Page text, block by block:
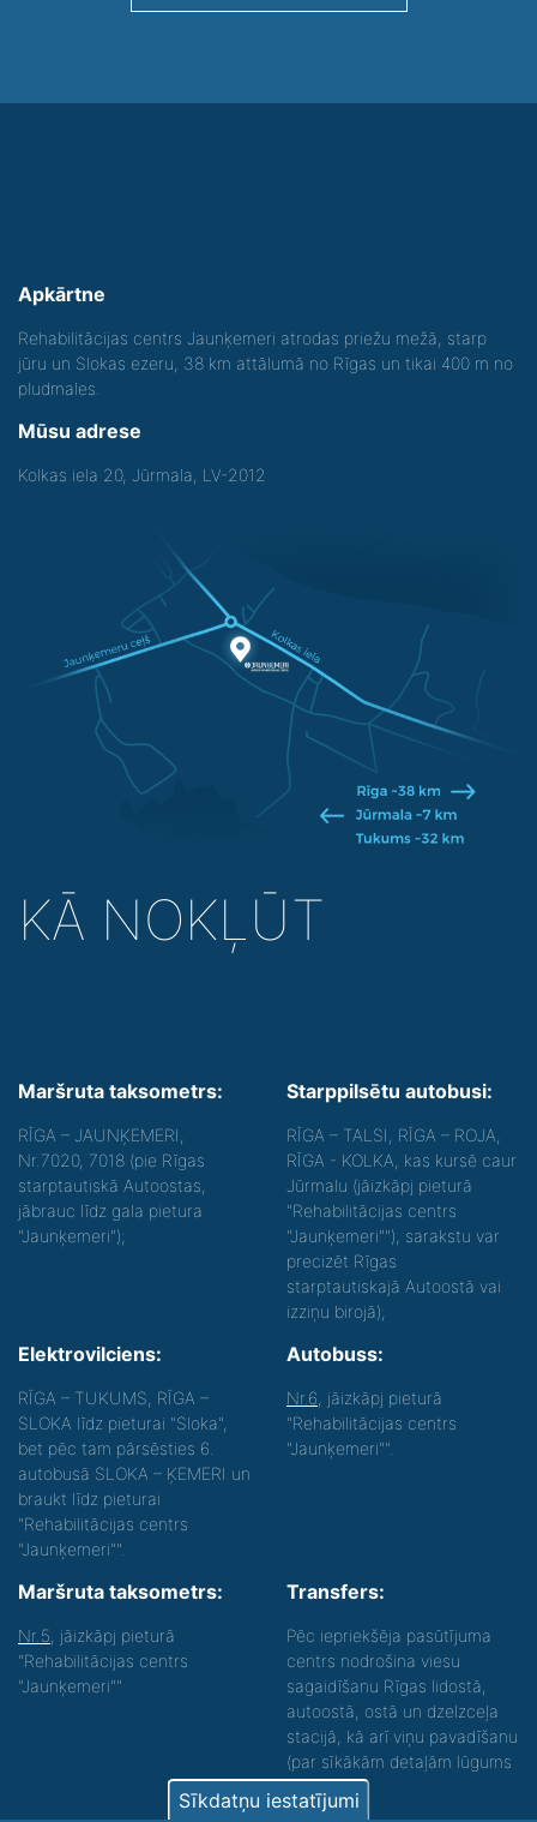
Apkārtne
Rehabilitācijas centrs Jaunķemeri atrodas priežu mežā, starp
jūru un Slokas ezeru, 38 km attālumā no Rīgas un tikai 400 m no
pludmales.
Mūsu adrese
Kolkas iela 20, Jūrmala, LV-2012
KĀ NOKĻŪT
Maršruta taksometrs:
RĪGA – JAUNĶEMERI,
Nr.7020, 7018 (pie Rīgas
starptautiskā Autoostas,
jābrauc līdz gala pietura
"Jaunķemeri");
Starppilsētu autobusi:
RĪGA – TALSI, RĪGA – ROJA,
RĪGA - KOLKA, kas kursē caur
Jūrmalu (jāizkāpj pieturā
"Rehabilitācijas centrs
"Jaunķemeri""), sarakstu var
precizēt Rīgas
starptautiskajā Autoostā vai
izziņu birojā);
Elektrovilciens:
RĪGA – TUKUMS, RĪGA –
SLOKA līdz pieturai "Sloka",
bet pēc tam pārsēsties 6.
autobusā SLOKA – ĶEMERI un
braukt līdz pieturai
"Rehabilitācijas centrs
"Jaunķemeri"".
Autobuss:
Nr.6 , jāizkāpj pieturā
"Rehabilitācijas centrs
"Jaunķemeri"".
Maršruta taksometrs:
Nr.5 , jāizkāpj pieturā
"Rehabilitācijas centrs
"Jaunķemeri""
Transfers:
Pēc iepriekšēja pasūtījuma
centrs nodrošina viesu
sagaidīšanu Rīgas lidostā,
autoostā, ostā un dzelzceļa
stacijā, kā arī viņu pavadīšanu
(par sīkākām detaļām lūgums
zvanīt).
Sīkdatņu iestatījumi